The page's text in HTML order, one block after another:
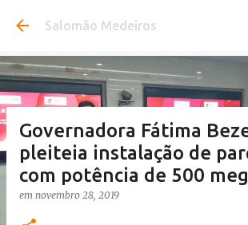
Pular para o conteúdo
Salomão Medeiros
Governadora Fátima
pleiteia instalação de
com potência de 500
em novembro 28, 2019